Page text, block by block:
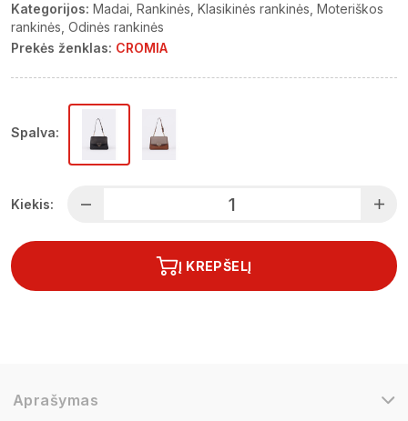
Kategorijos: Madai Rankinės Klasikinės rankinės Moteriškos
rankinės Odinės rankinės
Prekės ženklas: CROMIA
Spalva:
Kiekis:
Į KREPŠELĮ
Aprašymas